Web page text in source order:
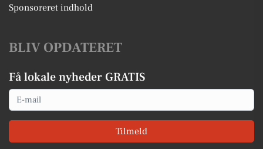
Sponsoreret indhold
BLIV OPDATERET
Få lokale nyheder GRATIS
Email
Tilmeld